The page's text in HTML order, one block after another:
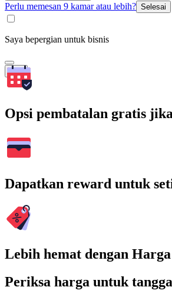
Perlu memesan 9 kamar atau lebih? Selesai
Saya bepergian untuk bisnis
Cari
Opsi pembatalan gratis
Dapatkan reward untuk
Lebih hemat dengan
Periksa harga untuk